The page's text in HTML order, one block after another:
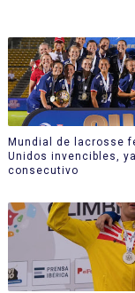
Mundial de lacrosse
Unidos invencibles,
consecutivo